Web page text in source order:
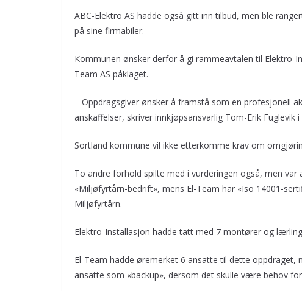
ABC-Elektro AS hadde også gitt inn tilbud, men ble
på sine firmabiler.
Kommunen ønsker derfor å gi rammeavtalen til Elektro-
Team AS påklaget.
– Oppdragsgiver ønsker å framstå som en profesjonell
anskaffelser, skriver innkjøpsansvarlig Tom-Erik Fuglevik
Sortland kommune vil ikke etterkomme krav om
To andre forhold spilte med i vurderingen også, men
«Miljøfyrtårn-bedrift», mens El-Team har «Iso 14001-
Miljøfyrtårn.
Elektro-Installasjon hadde tatt med 7 montører og
El-Team hadde øremerket 6 ansatte til dette oppdraget,
ansatte som «backup», dersom det skulle være behov